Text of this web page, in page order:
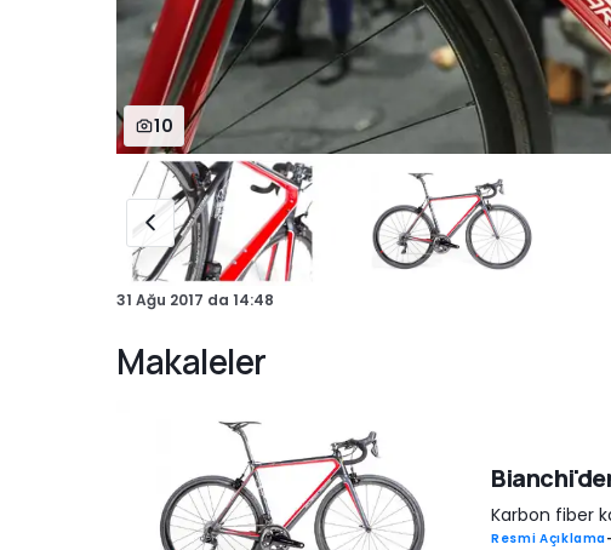
10
31 Ağu 2017 da 14:48
Makaleler
Karbon fiber
Resmi Açıklama-